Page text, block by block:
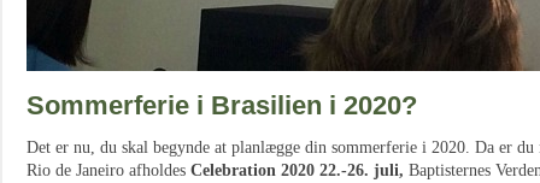
Sommerferie i Brasilien i 2020?
Det er nu, du skal begynde at planlægge din sommerferie i 2020. Da er
Rio de Janeiro afholdes Celebration 2020 22.-26. juli, Baptisternes